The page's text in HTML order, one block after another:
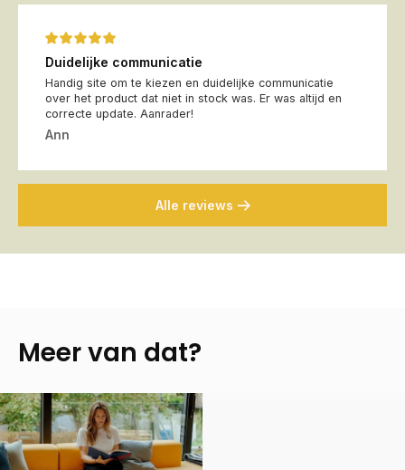
Duidelijke communicatie
Handig site om te kiezen en duidelijke communicatie
over het product dat niet in stock was. Er was altijd en
correcte update. Aanrader!
Ann
Alle reviews
Meer van dat?